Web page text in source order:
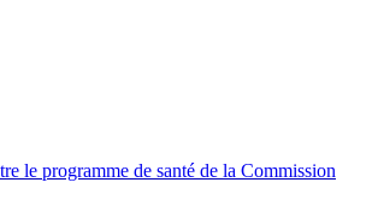
le programme de santé de la Commission